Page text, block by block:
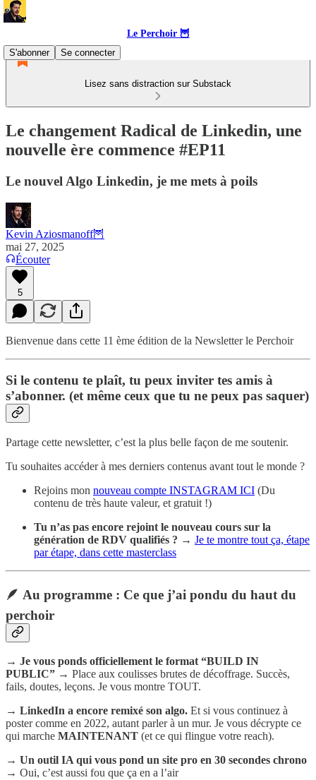
Le Perchoir 🦉
S'abonner
Se connecter
Lisez sans distraction sur Substack
Le changement Radical de Linkedin, une
nouvelle ère commence #EP11
Le nouvel Algo Linkedin, je me mets à poils
Kevin Aziosmanoff🦉
mai 27, 2025
Écouter
5
Bienvenue dans cette 11 ème édition de la Newsletter le Perchoir
Si le contenu te plaît, tu peux inviter tes amis à
s’abonner. (et même ceux que tu ne peux pas saquer)
Partage cette newsletter, c’est la plus belle façon de me soutenir.
Tu souhaites accéder à mes derniers contenus avant tout le monde ?
Rejoins mon nouveau compte INSTAGRAM ICI (Du
contenu de très haute valeur, et gratuit !)
Tu n’as pas encore rejoint le nouveau cours sur la
génération de RDV qualifiés ? → Je te montre tout ça, étape
par étape, dans cette masterclass
🪶 Au programme : Ce que j’ai pondu du haut du
perchoir
→ Je vous ponds officiellement le format “BUILD IN
PUBLIC” → Place aux coulisses brutes de décoffrage. Succès,
fails, doutes, leçons. Je vous montre TOUT.
→ LinkedIn a encore remixé son algo. Et si vous continuez à
poster comme en 2022, autant parler à un mur. Je vous décrypte ce
qui marche MAINTENANT (et ce qui flingue votre reach).
→ Un outil IA qui vous pond un site pro en 30 secondes chrono
→ Oui, c’est aussi fou que ça en a l’air